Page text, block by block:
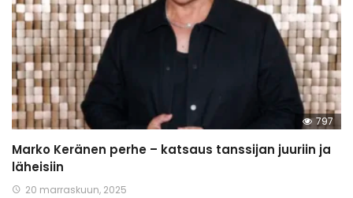
797
Marko Keränen perhe – katsaus tanssijan juuriin ja
läheisiin
20 marraskuun, 2025